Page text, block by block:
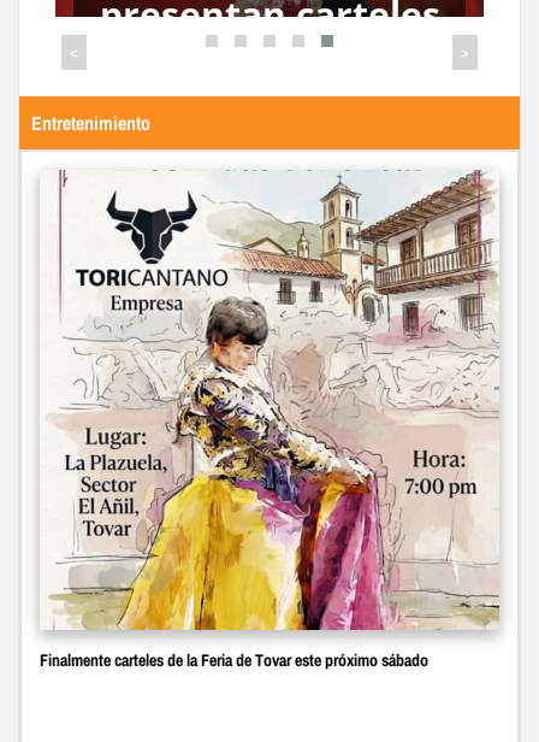
de Tovar este
próximo sábado
< >
Entretenimiento
Finalmente carteles de la Feria de Tovar este próximo sábado